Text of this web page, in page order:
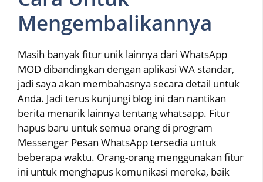
Mengembalikannya
Masih banyak fitur unik lainnya dari WhatsApp
MOD dibandingkan dengan aplikasi WA standar,
jadi saya akan membahasnya secara detail untuk
Anda. Jadi terus kunjungi blog ini dan nantikan
berita menarik lainnya tentang whatsapp. Fitur
hapus baru untuk semua orang di program
Messenger Pesan WhatsApp tersedia untuk
beberapa waktu. Orang-orang menggunakan fitur
ini untuk menghapus komunikasi mereka, baik